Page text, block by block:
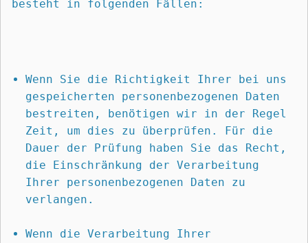
besteht in folgenden Fällen:
Wenn Sie die Richtigkeit Ihrer bei uns
gespeicherten personenbezogenen Daten
bestreiten, benötigen wir in der Regel
Zeit, um dies zu überprüfen. Für die
Dauer der Prüfung haben Sie das Recht,
die Einschränkung der Verarbeitung
Ihrer personenbezogenen Daten zu
verlangen.
Wenn die Verarbeitung Ihrer